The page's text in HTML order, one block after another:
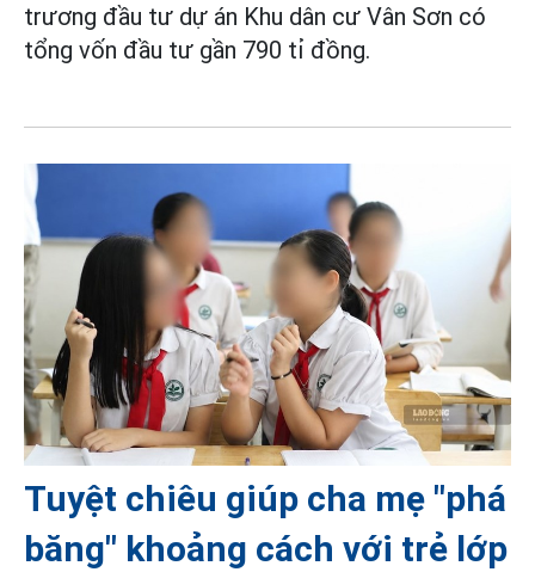
trương đầu tư dự án Khu dân cư Vân Sơn có
tổng vốn đầu tư gần 790 tỉ đồng.
Tuyệt chiêu giúp cha mẹ "phá
băng" khoảng cách với trẻ lớp